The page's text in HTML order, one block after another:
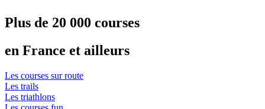
Plus de 20 000 courses
en France et ailleurs
Les courses sur route
Les trails
Les triathlons